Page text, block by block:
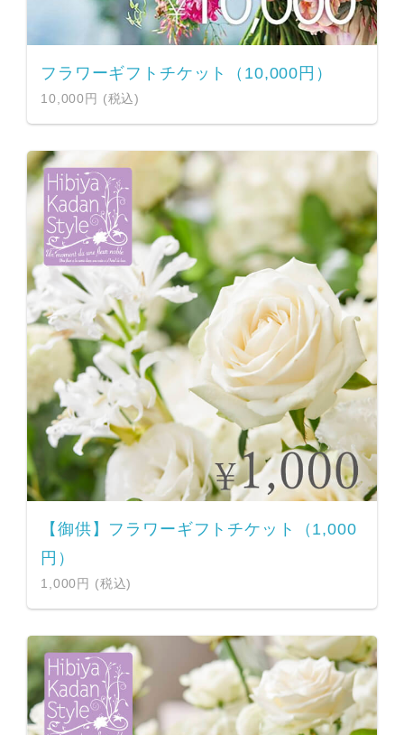
フラワーギフトチケット（10,000円）
10,000円 (税込)
【御供】フラワーギフトチケット（1,000
円）
1,000円 (税込)